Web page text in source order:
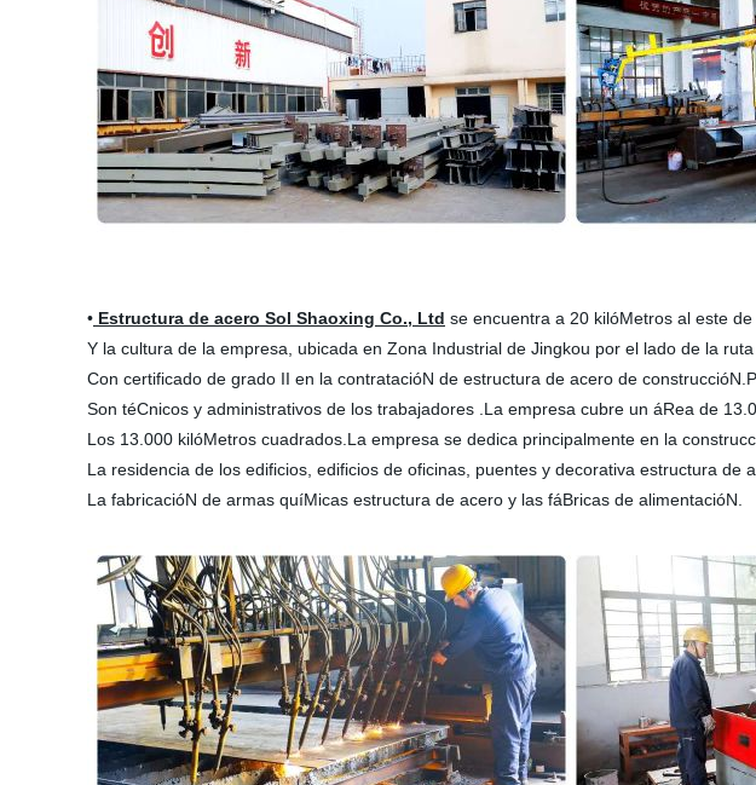
• Estructura de acero Sol Shaoxing Co., Ltd se encuentra a 20 kilóMetros al este
Y la cultura de la empresa, ubicada en Zona Industrial de Jingkou por el lado de la
Con certificado de grado II en la contratacióN de estructura de acero de
Son téCnicos y administrativos de los trabajadores .La empresa cubre un áRea de
Los 13.000 kilóMetros cuadrados.La empresa se dedica principalmente en la
La residencia de los edificios, edificios de oficinas, puentes y decorativa estructura de
La fabricacióN de armas quíMicas estructura de acero y las fáBricas de alimentacióN.